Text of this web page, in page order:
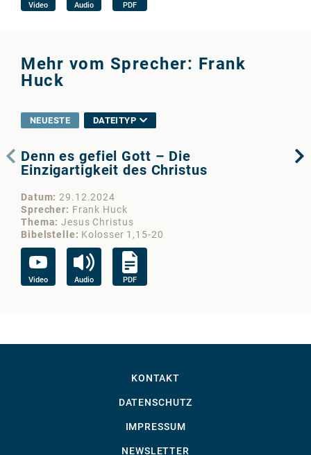
Video Audio PDF
Mehr vom Sprecher: Frank
Huck
NEUESTE DATEITYP
Denn es gefiel Gott – Die
Einzigartigkeit des Christus
Datum 29.12.2024
Sprecher
Frank Huck
Thema
Jesus Christus
Bibelstelle
Kolosser 1,15-20
Video Audio PDF
KONTAKT
DATENSCHUTZ
IMPRESSUM
NEWSLETTER